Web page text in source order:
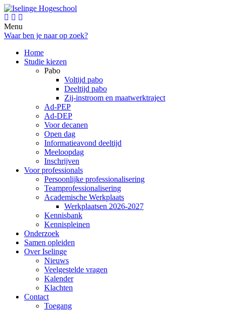
Menu
Waar ben je naar op zoek?
Home
Studie kiezen
Pabo
Voltijd pabo
Deeltijd pabo
Zij-instroom en maatwerktraject
Ad-PEP
Ad-DEP
Voor decanen
Open dag
Informatieavond deeltijd
Meeloopdag
Inschrijven
Voor professionals
Persoonlijke professionalisering
Teamprofessionalisering
Academische Werkplaats
Werkplaatsen 2026-2027
Kennisbank
Kennispleinen
Onderzoek
Samen opleiden
Over Iselinge
Nieuws
Veelgestelde vragen
Kalender
Klachten
Contact
Toegang